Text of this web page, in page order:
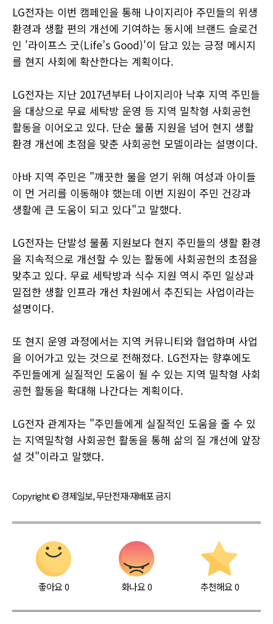
LG전자는 이번 캠페인을 통해 나이지리아 주민들의 위생
환경과 생활 편의 개선에 기여하는 동시에 브랜드 슬로건
인 '라이프스 굿(Life’s Good)'이 담고 있는 긍정 메시지
를 현지 사회에 확산한다는 계획이다.
LG전자는 지난 2017년부터 나이지리아 낙후 지역 주민들
을 대상으로 무료 세탁방 운영 등 지역 밀착형 사회공헌
활동을 이어오고 있다. 단순 물품 지원을 넘어 현지 생활
환경 개선에 초점을 맞춘 사회공헌 모델이라는 설명이다.
아바 지역 주민은 "깨끗한 물을 얻기 위해 여성과 아이들
이 먼 거리를 이동해야 했는데 이번 지원이 주민 건강과
생활에 큰 도움이 되고 있다"고 말했다.
LG전자는 단발성 물품 지원보다 현지 주민들의 생활 환경
을 지속적으로 개선할 수 있는 활동에 사회공헌의 초점을
맞추고 있다. 무료 세탁방과 식수 지원 역시 주민 일상과
밀접한 생활 인프라 개선 차원에서 추진되는 사업이라는
설명이다.
또 현지 운영 과정에서는 지역 커뮤니티와 협업하며 사업
을 이어가고 있는 것으로 전해졌다. LG전자는 향후에도
주민들에게 실질적인 도움이 될 수 있는 지역 밀착형 사회
공헌 활동을 확대해 나간다는 계획이다.
LG전자 관계자는 "주민들에게 실질적인 도움을 줄 수 있
는 지역밀착형 사회공헌 활동을 통해 삶의 질 개선에 앞장
설 것"이라고 말했다.
Copyright © 경제일보, 무단전재·재배포 금지
좋아요0 화나요0 추천해요 0